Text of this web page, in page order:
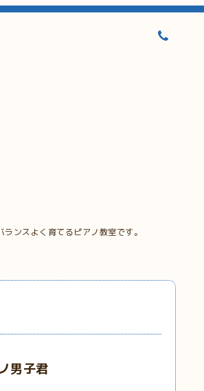
ンスよく育てるピアノ教室です。
男子君